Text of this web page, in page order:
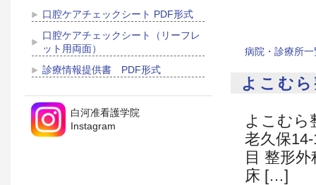
病院・診療所一
よこむ
よこむら
老久保
目 整形
床 […]
口腔ケアチェックシート PDF形式
口腔ケアチェックシート（リーフレ
ット用両面）
診療情報提供書 PDF形式
白河准看護学院
Instagram